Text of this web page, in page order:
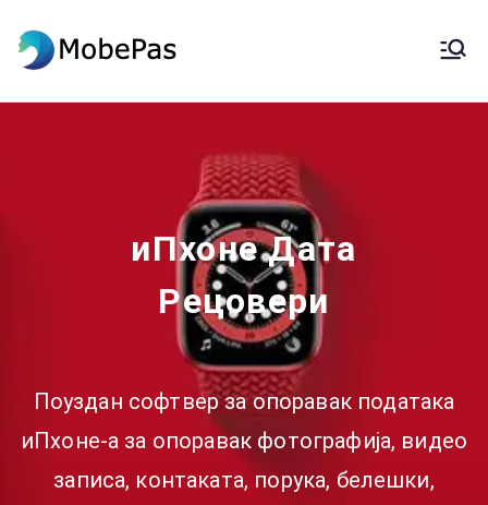
МобеПас Промена локације,
иПхоне Дата
Рецовери
Поуздан софтвер за опоравак података
иПхоне-а за опоравак фотографија, видео
записа, контаката, порука, белешки,